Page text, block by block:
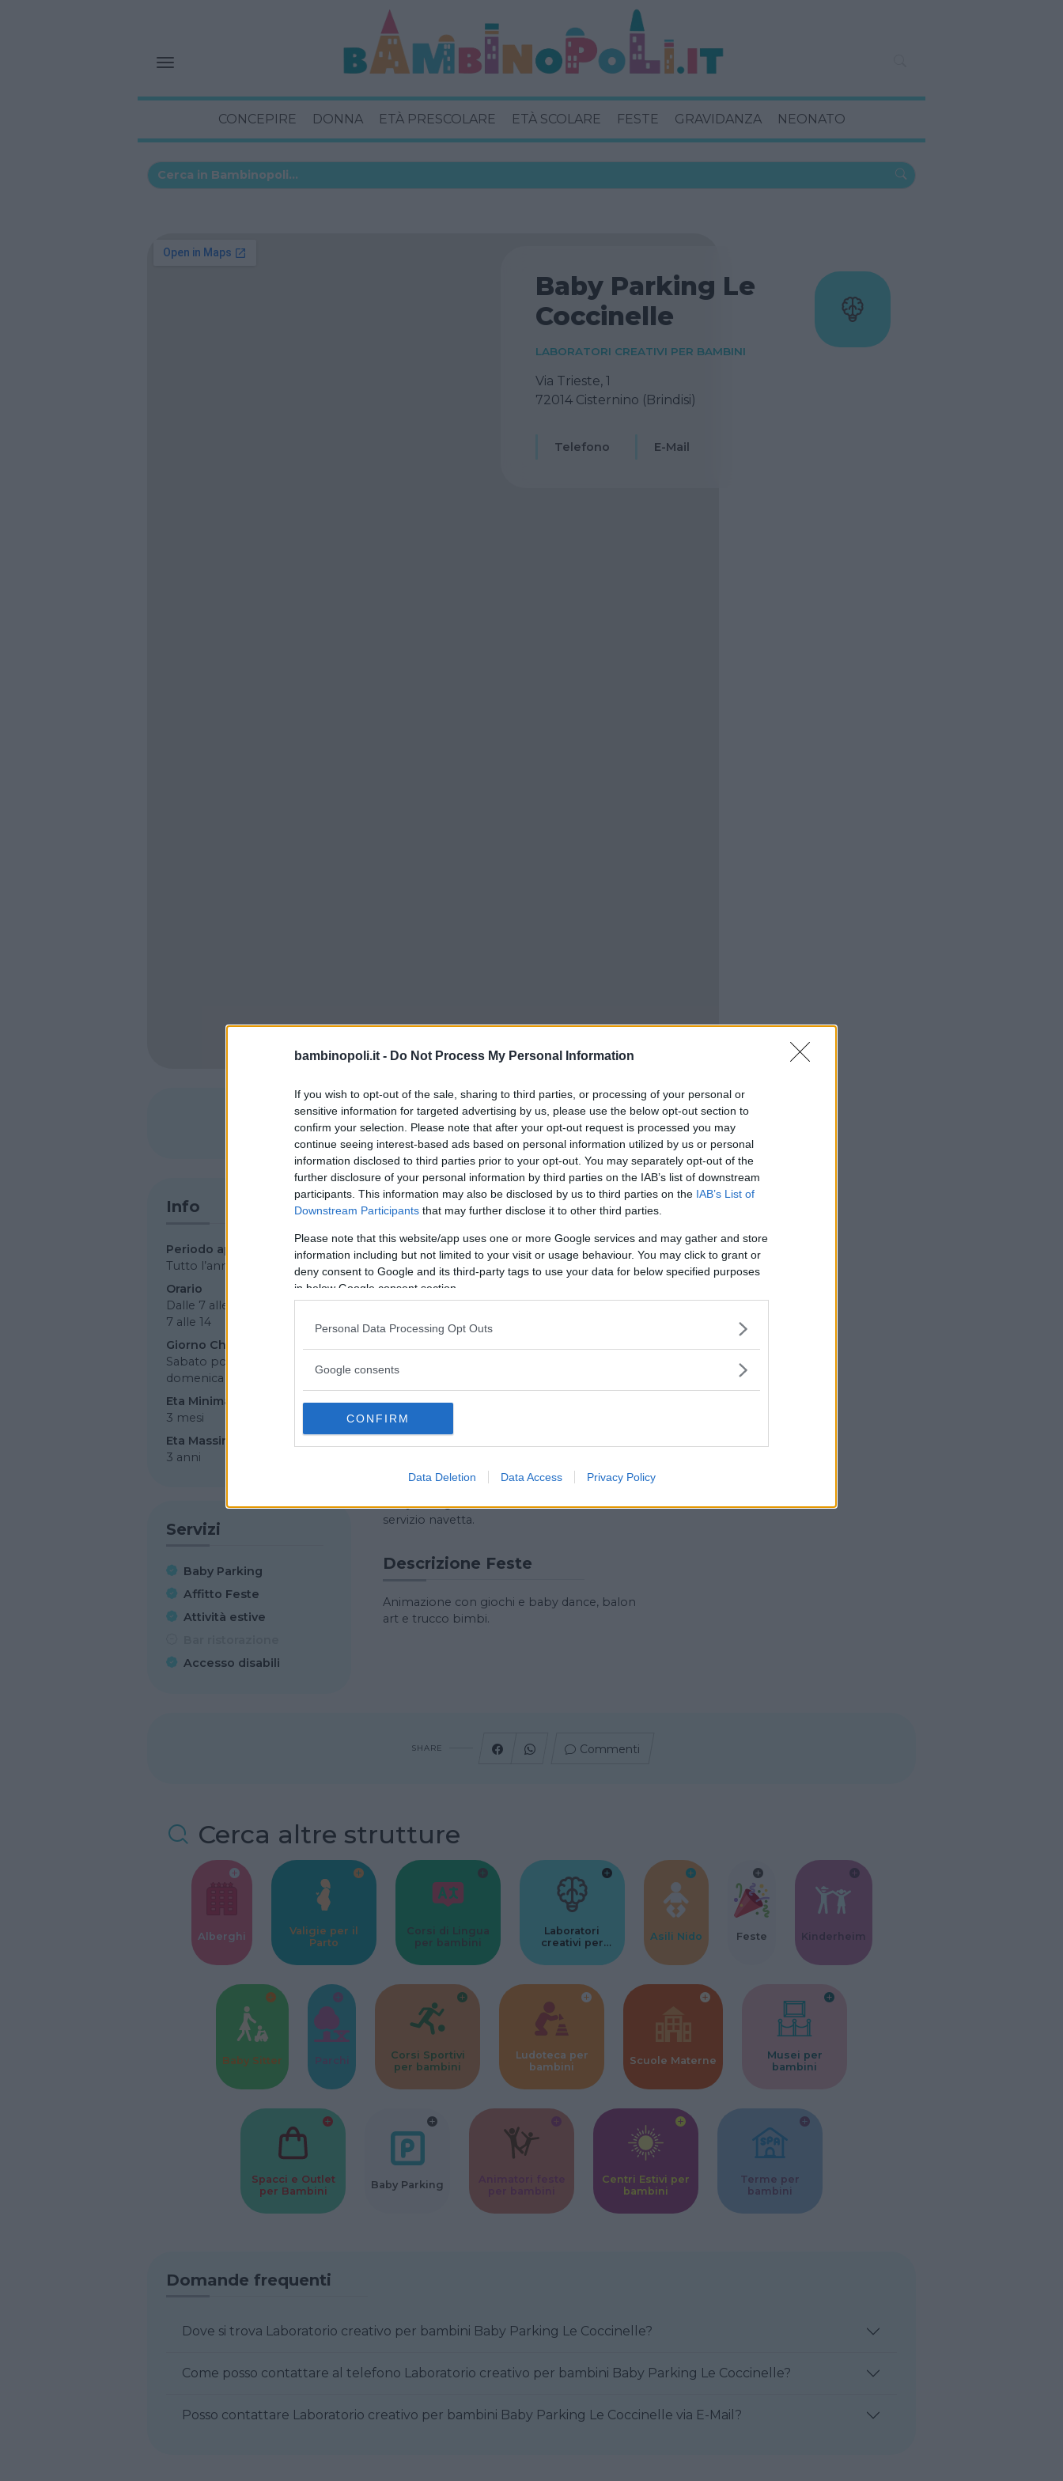
bambinopoli.it - Do Not Process My Personal Information
If you wish to opt-out of the sale, sharing to third parties, or processing of your personal or
sensitive information for targeted advertising by us, please use the below opt-out section to
confirm your selection. Please note that after your opt-out request is processed you may
continue seeing interest-based ads based on personal information utilized by us or personal
information disclosed to third parties prior to your opt-out. You may separately opt-out of the
further disclosure of your personal information by third parties on the IAB’s list of downstream
participants. This information may also be disclosed by us to third parties on the IAB’s List of
Downstream Participants that may further disclose it to other third parties.
Please note that this website/app uses one or more Google services and may gather and store
information including but not limited to your visit or usage behaviour. You may click to grant or
deny consent to Google and its third-party tags to use your data for below specified purposes
in below Google consent section.
Personal Data Processing Opt Outs
Google consents
CONFIRM
Data Deletion Data Access Privacy Policy
CONCEPIRE DONNA ETÀ PRESCOLARE ETÀ SCOLARE FESTE GRAVIDANZA NEONATO
Baby Parking Le
Coccinelle
LABORATORI CREATIVI PER BAMBINI
Via Trieste, 1
72014 Cisternino (Brindisi)
Telefono E-Mail
SHARE Commenti
Info
Periodo apertura
Tutto l’anno
Orario
Dalle 7 alle 20. Il sabato dalle
7 alle 14
Giorno Chiusura
Sabato pomeriggio e
domenica
Eta Minima
3 mesi
Eta Massima
3 anni
Servizi
Baby Parking
Affitto Feste
Attività estive
Accesso disabili
Attività Pittura
Pittura a dito, a tempera, con acquerelli.
Attività Manipolazione
Plastichina, pasta di mais, pasta di sale e tanto
Realizzazione di lavoretti con diversi materiali
Baby sitting a domicilio, oltre che in struttura,
servizio navetta.
Descrizione Feste
Animazione con giochi e baby dance, balon
art e trucco bimbi.
SHARE Commenti
Cerca altre strutture
Alberghi
Valigie per il
Parto
Corsi di Lingua
per bambini
Laboratori
creativi per
Asili Nido Feste Kinderheim
Baby Sitter Parchi
Corsi Sportivi
per bambini
Ludoteca per
bambini
Scuole Materne
Musei per
bambini
Spacci e Outlet
per Bambini
Baby Parking
Centri Estivi per
bambini
Terme per
bambini
Domande frequenti
Dove si trova Laboratorio creativo per bambini Baby Parking Le Coccinelle?
Come posso contattare al telefono Laboratorio creativo per bambini Baby Parking Le Coccinelle?
Posso contattare Laboratorio creativo per bambini Baby Parking Le Coccinelle via E-Mail?